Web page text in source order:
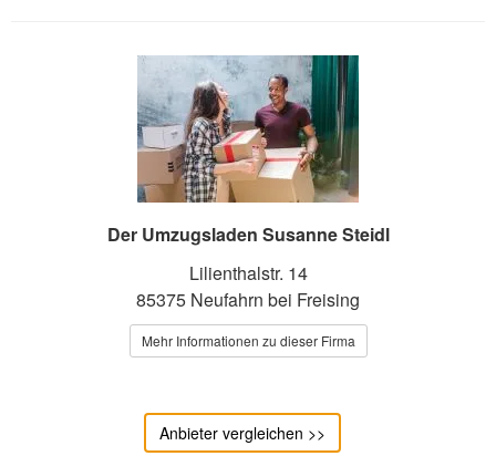
Der Umzugsladen Susanne Steidl
Lilienthalstr. 14
85375 Neufahrn bei Freising
Mehr Informationen zu dieser Firma
Anbieter vergleichen >>